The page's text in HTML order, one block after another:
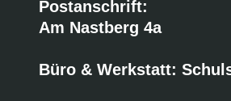
Postanschrift:
Am Nastberg 4a
Büro & Werkstatt: